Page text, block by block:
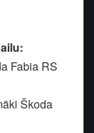
Fabia RS
Škoda